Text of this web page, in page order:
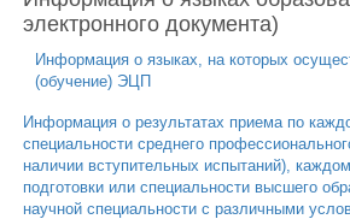
электронного документа)
Информация о языках, на которых
(обучение) ЭЦП
Информация о результатах приема по
специальности среднего
наличии вступительных испытаний),
подготовки или специальности высшего
научной специальности с различными